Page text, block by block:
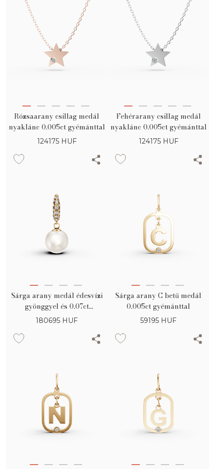
Rózsaarany csillag medál
nyaklánc 0.005ct gyémánttal
124175 HUF
Fehérarany csillag medál
nyaklánc 0.005ct gyémánttal
124175 HUF
Sárga arany medál édesvízi
gyönggyel és 0.07ct
gyémántokkal
180695 HUF
Sárga arany C betű medál
0.005ct gyémánttal
59195 HUF